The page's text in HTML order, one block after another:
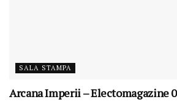
SALA STAMPA
Arcana Imperii – Electomagazine